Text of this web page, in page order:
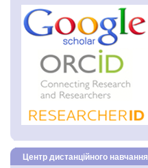
Центр дистанційного навчання